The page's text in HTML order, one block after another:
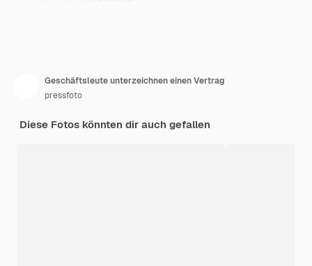
Geschäftsleute unterzeichnen einen Vertrag
pressfoto
Diese Fotos könnten dir auch gefallen